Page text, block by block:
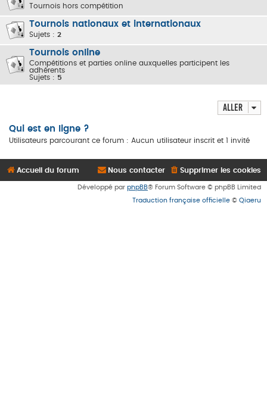
Tournois hors compétition
Tournois nationaux et internationaux
Sujets : 2
Tournois online
Compétitions et parties online auxquelles participent les
adhérents
Sujets : 5
Aller
Qui est en ligne ?
Utilisateurs parcourant ce forum : Aucun utilisateur inscrit et 1 invité
Accueil du forum Supprimer les cookies
Nous contacter
Développé par phpBB® Forum Software © phpBB Limited
Traduction française officielle © Qiaeru